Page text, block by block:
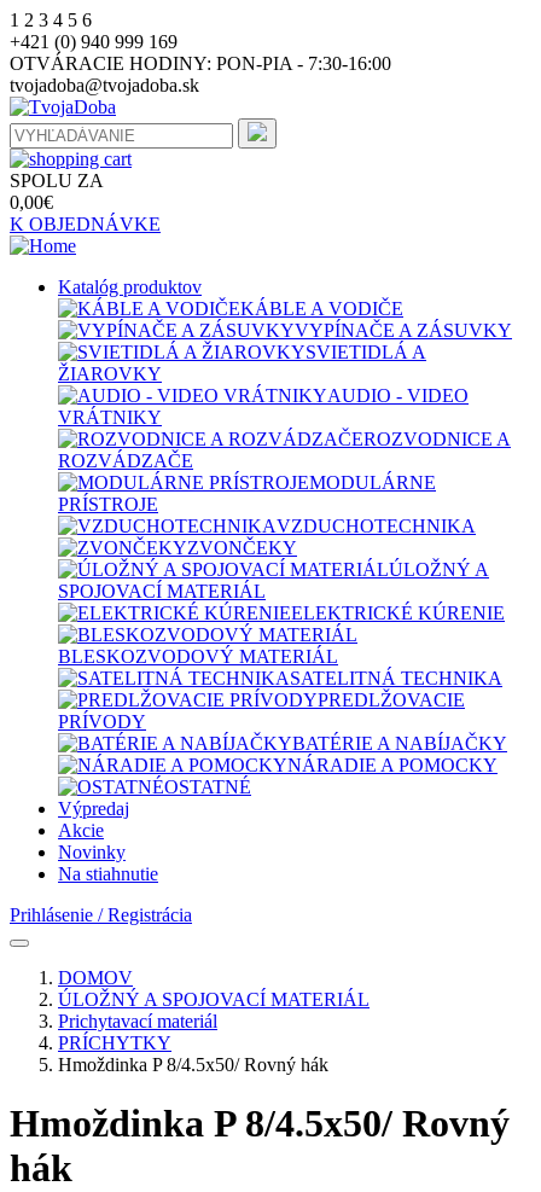
1 2 3 4 5 6
+421 (0) 940 999 169
OTVÁRACIE HODINY: PON-PIA - 7:30-16:00
tvojadoba@tvojadoba.sk
SPOLU ZA
0,00€
K OBJEDNÁVKE
Katalóg produktov
KÁBLE A VODIČE
VYPÍNAČE A ZÁSUVKY
SVIETIDLÁ A
ŽIAROVKY
AUDIO - VIDEO
VRÁTNIKY
ROZVODNICE A
ROZVÁDZAČE
MODULÁRNE
PRÍSTROJE
VZDUCHOTECHNIKA
ZVONČEKY
ÚLOŽNÝ A
SPOJOVACÍ MATERIÁL
ELEKTRICKÉ KÚRENIE
BLESKOZVODOVÝ MATERIÁL
SATELITNÁ TECHNIKA
PREDLŽOVACIE
PRÍVODY
BATÉRIE A NABÍJAČKY
NÁRADIE A POMOCKY
OSTATNÉ
Výpredaj
Akcie
Novinky
Na stiahnutie
Prihlásenie / Registrácia
DOMOV
ÚLOŽNÝ A SPOJOVACÍ MATERIÁL
Prichytavací materiál
PRÍCHYTKY
Hmoždinka P 8/4.5x50/ Rovný hák
Hmoždinka P 8/4.5x50/ Rovný
hák